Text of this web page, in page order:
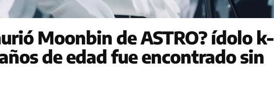
Moonbin de ASTRO? ídolo k-
de edad fue encontrado sin